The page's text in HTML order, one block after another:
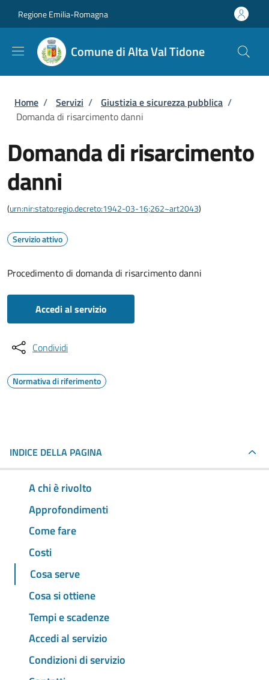
Regione Emilia-Romagna
Comune di Alta Val Tidone
Briciole di pane
Home / Servizi / Giustizia e sicurezza pubblica /
Domanda di risarcimento danni
Domanda di risarcimento
danni
(urn:nir:stato:regio.decreto:1942-03-16;262~art2043)
Servizio attivo
Procedimento di domanda di risarcimento danni
Accedi al servizio
Condividi
Normativa di riferimento
INDICE DELLA PAGINA
A chi è rivolto
Approfondimenti
Come fare
Costi
Cosa serve
Cosa si ottiene
Tempi e scadenze
Accedi al servizio
Condizioni di servizio